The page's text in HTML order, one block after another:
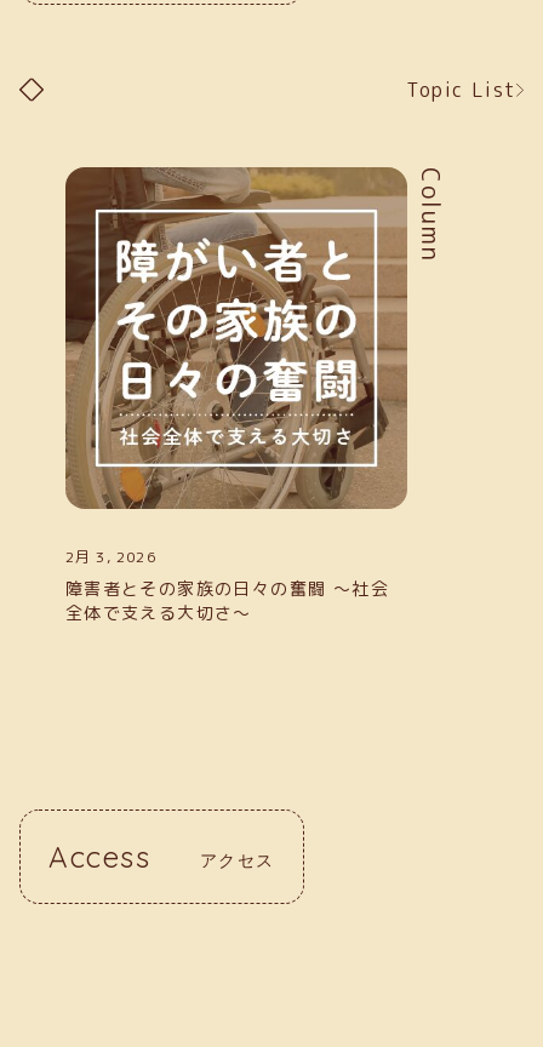
Topic List
新着情報
Column
2月 3, 2026
障害者とその家族の日々の奮闘 〜社会
全体で支える大切さ〜
Access アクセス